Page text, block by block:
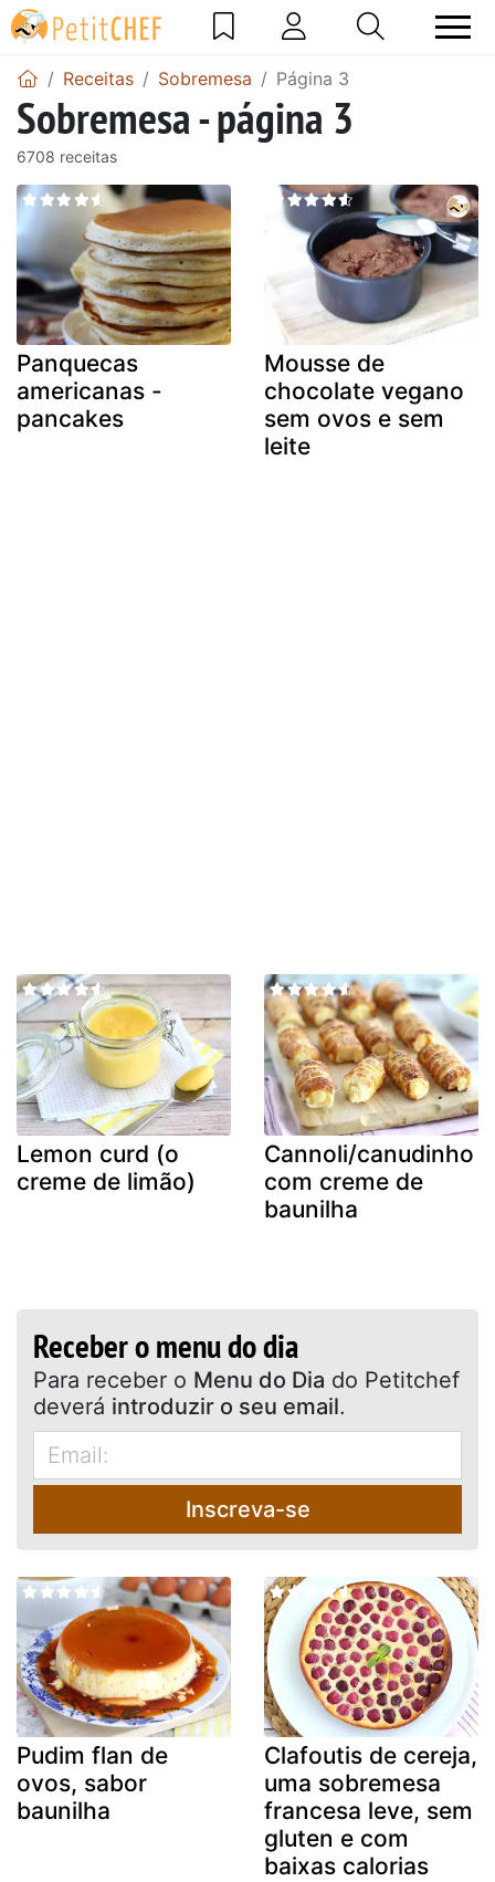
Receitas Sobremesa Página 3
Sobremesa - página 3
6708 receitas
Panquecas
americanas -
pancakes
Mousse de
chocolate vegano
sem ovos e sem
leite
Lemon curd (o
creme de limão)
Cannoli/canudinho
com creme de
baunilha
Receber o menu do dia
Para receber o Menu do Dia do Petitchef
deverá introduzir o seu email.
Inscreva-se
Pudim flan de
ovos, sabor
baunilha
Clafoutis de cereja,
uma sobremesa
francesa leve, sem
gluten e com
baixas calorias